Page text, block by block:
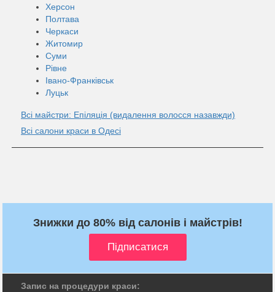
Херсон
Полтава
Черкаси
Житомир
Суми
Рівне
Івано-Франківськ
Луцьк
Всі майстри: Епіляція (видалення волосся назавжди)
Всі салони краси в Одесі
Знижки до 80% від салонів і майстрів!
Запис на процедури краси: